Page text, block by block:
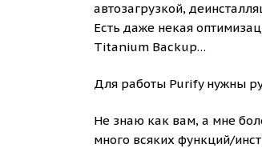
автозагрузкой,
Есть даже некая
Titanium Backup…
Для работы Purify нужны
Не знаю как вам, а мне
много всяких функций/